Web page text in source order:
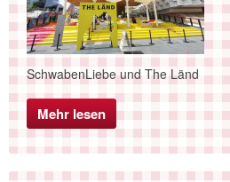
SchwabenLiebe und The Länd
Mehr lesen